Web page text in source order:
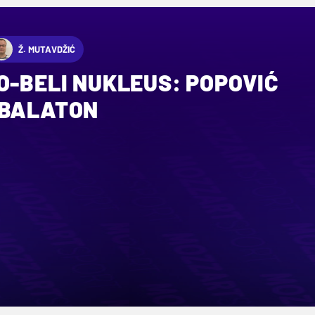
Ž. MUTAVDŽIĆ
BELI NUKLEUS: POPOVIĆ